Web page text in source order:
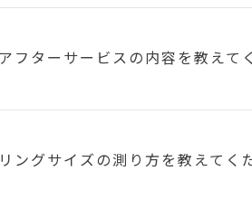
フターサービスの内容を教えて
ングサイズの測り方を教えてく